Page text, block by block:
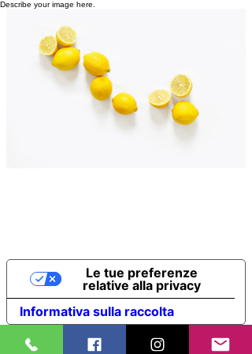
Describe your image here.
Informativa sulla raccolta
Le tue preferenze
relative alla privacy